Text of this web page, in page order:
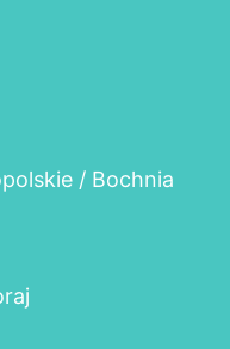
/ Bochnia